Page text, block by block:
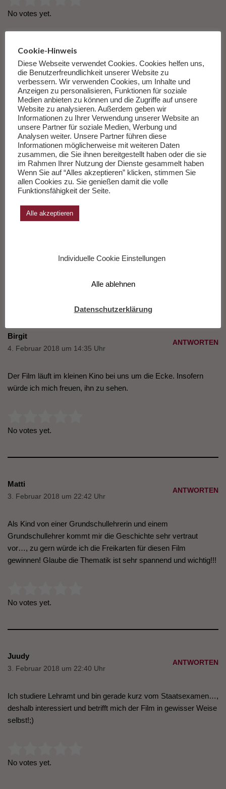
No votes yet.
Barbara M.
6. Februar 2018 um 08:34 Uhr
Hallo und vielen Dank für die schöne Verlosung. „Schule“ ist
doch wahrlich immer ein sehr spannendes Thema und mich hat
der Trailer zu „Die Grundschullehrerin“ schon sehr neugierig
gemacht. Ich selbst finde die Aufopferungsbereitschaft und das
Engagement mancher LehrerInnen sehr bemerkenswert und es
ist sicherlich unglaublich schwierig hier die eigene Familie und
die Leidenschaft für den Beruf unter einen Hut zu bekommen.
Ich würde mich sehr über die zwei Kinokarten freuen und sofort
mit meiner Schwester, die selbst Grundschullehrerin ist, ins
Kino gehen.
Birgit
4. Februar 2018 um 14:35 Uhr
ANTWORTEN
Der Film läuft im kleinen Kino bei uns um die Ecke. Insofern
würde ich mich freuen, ihn zu sehen.
No votes yet.
Matti
3. Februar 2018 um 22:42 Uhr
ANTWORTEN
Als Kind von einer Grundschullehrerin und einem
Grundschullehrer kommt mir die Geschichte sehr vertraut
vor…, zu gern würde ich die Freikarten für diesen Film
gewinnen! Glaube die Thematik ist sehr spannend und wichtig!!!
No votes yet.
Juudy
3. Februar 2018 um 22:40 Uhr
ANTWORTEN
Ich studiere Lehramt und bin gerade kurz vom Staatsexamen…,
deshalb interessiert und betrifft mich der Film in gewisser Weise
selbst!;)
No votes yet.
Cookie-Hinweis
Diese Webseite verwendet Cookies. Cookies helfen uns,
die Benutzerfreundlichkeit unserer Website zu
verbessern. Wir verwenden Cookies, um Inhalte und
Anzeigen zu personalisieren, Funktionen für soziale
Medien anbieten zu können und die Zugriffe auf unsere
Website zu analysieren. Außerdem geben wir
Informationen zu Ihrer Verwendung unserer Website an
unsere Partner für soziale Medien, Werbung und
Analysen weiter. Unsere Partner führen diese
Informationen möglicherweise mit weiteren Daten
zusammen, die Sie ihnen bereitgestellt haben oder die sie
im Rahmen Ihrer Nutzung der Dienste gesammelt haben
Wenn Sie auf “Alles akzeptieren” klicken, stimmen Sie
allen Cookies zu. Sie genießen damit die volle
Funktionsfähigkeit der Seite.
Alle akzeptieren
Individuelle Cookie Einstellungen
Alle ablehnen
Datenschutzerklärung